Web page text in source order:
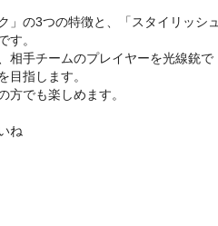
」の3つの特徴と、「スタイリッシュ
す。
相手チームのプレイヤーを光線銃で
目指します。
方でも楽しめます。
ね